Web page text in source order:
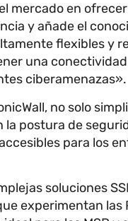
mercado en ofrecer
y añade el
flexibles y
una
ciberamenazas».
no solo
la postura de
para los
soluciones
experimentan las